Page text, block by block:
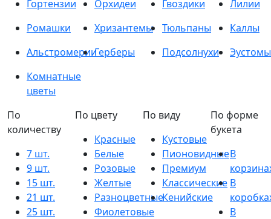
Гортензии
Орхидеи Гвоздики
Лилии
Ромашки
Хризантемы Тюльпаны
Каллы
АльстромерииГерберы Подсолнухи
Эустомы
Комнатные
цветы
По
количеству
7 шт.
9 шт.
15 шт.
21 шт.
25 шт.
По цвету
Красные
Белые
Розовые
Желтые
Разноцветные
Фиолетовые
По виду
Кустовые
Пионовидные
Премиум
Классические
Кенийские
По форме
букета
В
В
В